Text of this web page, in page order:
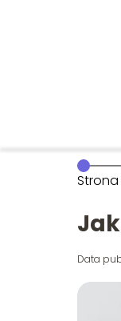
Data